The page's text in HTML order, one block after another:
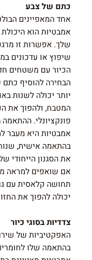
כתם של צבע
אחד המאפיינים
אמבטיות הוא
שלך. אפשרות זו
שיפוץ או עדכונים
הכיור עם משטחים
הבחירה להוסיף כתם
יותר יכולה לשנות
המטבח, ולהפוך את
פונקציונלי.
אמבטיות היא מעבר
בהתאמה אישית,
את הסגנון הייחודי
אם שואפים למראה
תחושה קלאסית עם
יכולה להפוך את
צדדיות בסוגי כיור
האפקטיביות של
בהתאמה שלו